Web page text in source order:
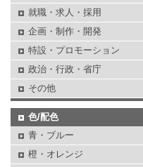
就職・求人・採用
企画・制作・開発
特設・プロモーション
政治・行政・省庁
その他
色/配色
青・ブルー
橙・オレンジ